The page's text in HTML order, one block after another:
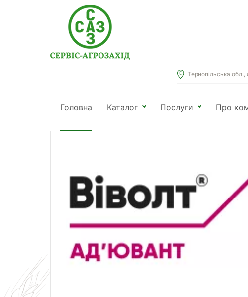
Головна Каталог Послуги Про
Тернопільська обл.,